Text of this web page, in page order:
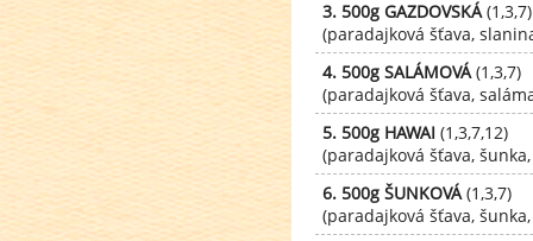
3. 500g GAZDOVSKÁ(1,3,7)
(paradajková šťava,
4. 500g SALÁMOVÁ(1,3,7)
(paradajková šťava,
5. 500g HAWAI (1,3,7,12)
(paradajková šťava,
6. 500g ŠUNKOVÁ(1,3,7)
(paradajková šťava,